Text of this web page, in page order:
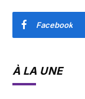
Facebook
À LA UNE